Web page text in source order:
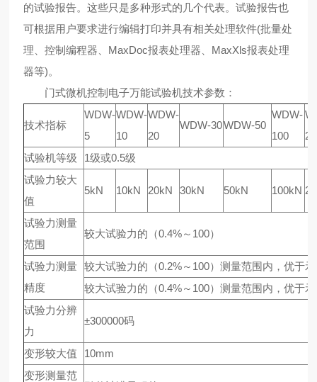
的试验报告。这些只是多种形式的几个代表。试验报告也
可根据用户要求进行编辑打印并具有相关处理软件(批量处
理、控制编程器、MaxDoc报表处理器、MaxXls报表处理
器等)。
门式微机控制电子万能试验机技术参数：
技术指标
WDW-
5
WDW-
10
WDW-
20
WDW-30WDW-50
WDW-
100
试验机等级
1级或0.5级
试验力较大
值
5kN 10kN 20kN 30kN 50kN 100kN
试验力测量
范围
较大试验力的（0.4%～100）
试验力测量
精度
较大试验力的（0.2%～100）测量范围内，优于
较大试验力的（0.4%～100）测量范围内，优于
试验力分辨
力
±300000码
变形较大值
10mm
变形测量范